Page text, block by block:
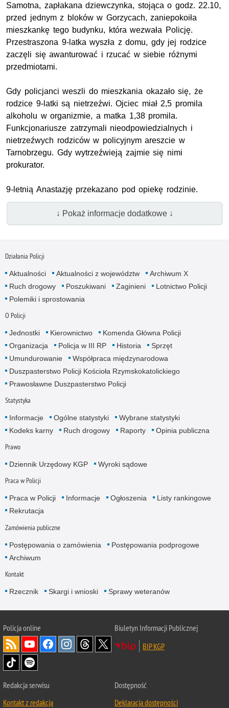
Samotna, zapłakana dziewczynka, stojąca o godz. 22.10,
przed jednym z bloków w Gorzycach, zaniepokoiła
mieszkankę tego budynku, która wezwała Policję.
Przestraszona 9-latka wyszła z domu, gdy jej rodzice
zaczęli się awanturować i rzucać w siebie różnymi
przedmiotami.
Gdy policjanci weszli do mieszkania okazało się, że
rodzice 9-latki są nietrzeźwi. Ojciec miał 2,5 promila
alkoholu w organizmie, a matka 1,38 promila.
Funkcjonariusze zatrzymali nieodpowiedzialnych i
nietrzeźwych rodziców w policyjnym areszcie w
Tarnobrzegu. Gdy wytrzeźwieją zajmie się nimi
prokurator.
9-letnią Anastazję przekazano pod opiekę rodzinie.
↓ Pokaż informacje dodatkowe ↓
Działania Policji
Aktualności Aktualności z województw
Archiwum X
Ruch drogowy
Poszukiwani Zaginieni
Lotnictwo Policji
Polemiki i sprostowania
O Policji
Jednostki Kierownictwo
Komenda Główna Policji
Organizacja
Policja w III RP Historia
Sprzęt
Umundurowanie
Współpraca międzynarodowa
Duszpasterstwo Policji Kościoła Rzymskokatolickiego
Prawosławne Duszpasterstwo Policji
Statystyka
Informacje Ogólne statystyki
Wybrane statystyki
Kodeks karny
Ruch drogowy Raporty Opinia publiczna
Prawo
Dziennik Urzędowy KGP Wyroki sądowe
Praca w Policji
Praca w Policji Informacje Ogłoszenia
Listy rankingowe
Rekrutacja
Zamówienia publiczne
Postępowania o zamówienia
Postępowania podprogowe
Archiwum
Kontakt
Rzecznik Skargi i wnioski Sprawy weteranów
Policjaonline
Biuletyn Informacji Publicznej
BIP KGP
Redakcja serwisu
Kontakt z redakcją
Dostępność
Deklaracja dostępności